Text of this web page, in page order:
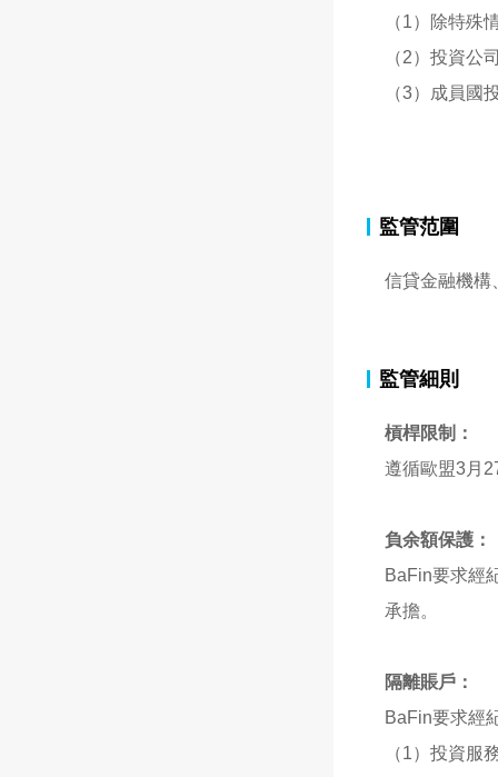
（1）除特殊
（2）投資公
（3）成員國
監管范圍
信貸金融機構
監管細則
槓桿限制：
遵循歐盟3月
負余額保護：
BaFin要求經
承擔。
隔離賬戶：
BaFin要求經
（1）投資服